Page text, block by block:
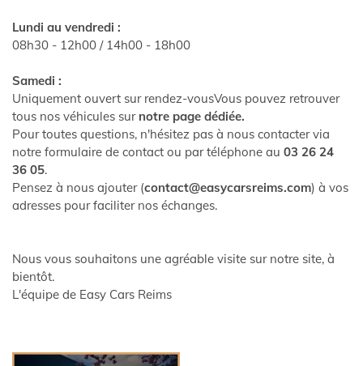
Lundi au vendredi :
08h30 - 12h00 / 14h00 - 18h00
Samedi :
Uniquement ouvert sur rendez-vousVous pouvez retrouver
tous nos véhicules sur notre page dédiée.
Pour toutes questions, n'hésitez pas à nous contacter via
notre formulaire de contact ou par téléphone au 03 26 24
36 05.
Pensez à nous ajouter (contact@easycarsreims.com) à vos
adresses pour faciliter nos échanges.
Nous vous souhaitons une agréable visite sur notre site, à
bientôt.
L'équipe de Easy Cars Reims